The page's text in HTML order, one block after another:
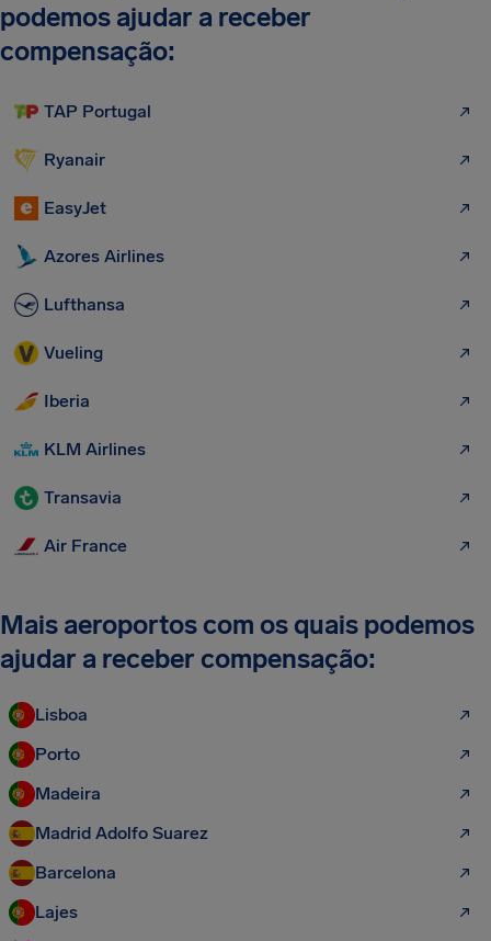
podemos ajudar a receber
compensação:
TAP Portugal
Ryanair
EasyJet
Azores Airlines
Lufthansa
Vueling
Iberia
KLM Airlines
Transavia
Air France
Mais aeroportos com os quais podemos
ajudar a receber compensação:
Lisboa
Porto
Madeira
Madrid Adolfo Suarez
Barcelona
Lajes